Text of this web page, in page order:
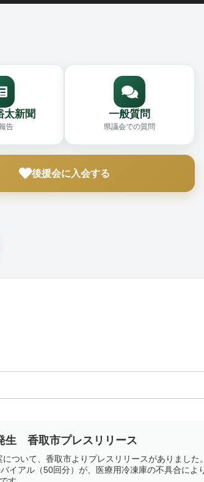
太新聞
告
一般質問
県議会での質問
後援会に入会する
生 香取市プレスリリース
ついて、香取市よりプレスリリースがありました
イアル（50回分）が、医療用冷凍庫の不具合によ